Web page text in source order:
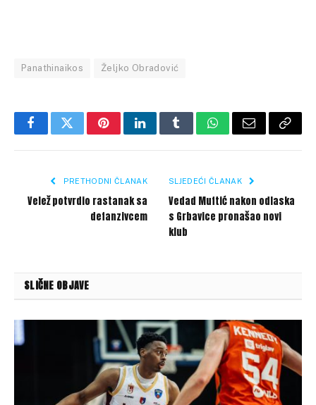
Panathinaikos Željko Obradović
FacebookTwitterPinterestLinkedInTumblrWhatsApp
Email Copy
PRETHODNI ČLANAK
Velež potvrdio rastanak sa
defanzivcem
SLJEDEĆI ČLANAK
Vedad Muftić nakon odlaska
s Grbavice pronašao novi
klub
SLIČNE OBJAVE